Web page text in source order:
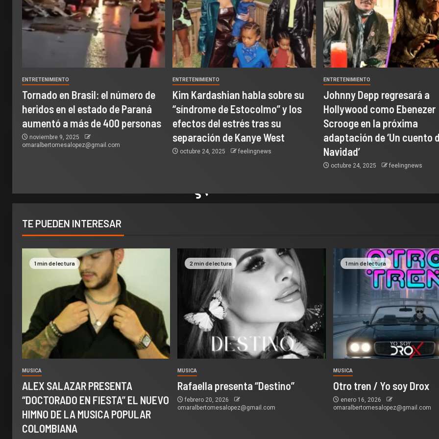
ENTRETENIMIENTO
Tornado en Brasil: el número de
heridos en el estado de Paraná
aumentó a más de 400 personas
noviembre 9, 2025
omaralbertomesalopez@gmail.com
ENTRETENIMIENTO
Kim Kardashian habla sobre su
“síndrome de Estocolmo” y los
efectos del estrés tras su
separación de Kanye West
octubre 24, 2025 feelingnews
ENTRETENIMIENTO
Johnny Depp regresará a
Hollywood como Ebenezer
Scrooge en la próxima
adaptación de ‘Un cuento
Navidad’
octubre 24, 2025 feelingnews
TE PUEDEN INTERESAR
1 min de lectura
MUSICA
ALEX SALAZAR PRESENTA
“DOCTORADO EN FIESTA” EL NUEVO
HIMNO DE LA MUSICA POPULAR
COLOMBIANA
2 min de lectura
MUSICA
Rafaella presenta “Destino”
febrero 20, 2026
omaralbertomesalopez@gmail.com
1 min de lectura
MUSICA
Otro tren / Yo soy Drox
enero 16, 2026
omaralbertomesalopez@gmail.com